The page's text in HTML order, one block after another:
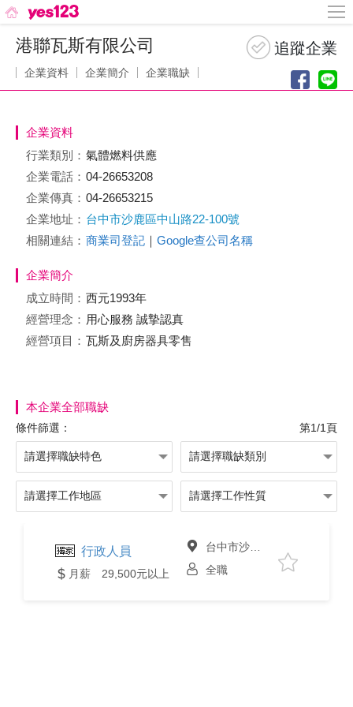
港聯瓦斯有限公司
企業資料 企業簡介 企業職缺
企業資料
行業類別： 氣體燃料供應
企業電話： 04-26653208
企業傳真： 04-26653215
企業地址： 台中市沙鹿區中山路22-100號
相關連結： 商業司登記 ｜ Google查公司名稱
企業簡介
成立時間： 西元1993年
經營理念： 用心服務 誠摯認真
經營項目： 瓦斯及廚房器具零售
本企業全部職缺
條件篩選： 第1/1頁
行政人員
月薪 29,500元以上
台中市沙鹿區
全職